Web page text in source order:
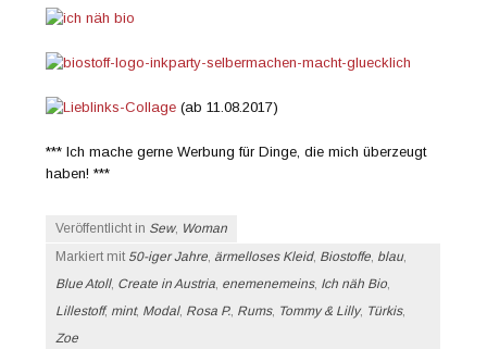
(ab 11.08.2017)
*** Ich mache gerne Werbung für Dinge, die mich überzeugt
haben! ***
Veröffentlicht in Sew, Woman
Markiert mit 50-iger Jahre, ärmelloses Kleid, Biostoffe, blau,
Blue Atoll, Create in Austria, enemenemeins, Ich näh Bio,
Lillestoff, mint, Modal, Rosa P., Rums, Tommy & Lilly, Türkis,
Zoe